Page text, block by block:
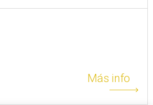
Más info